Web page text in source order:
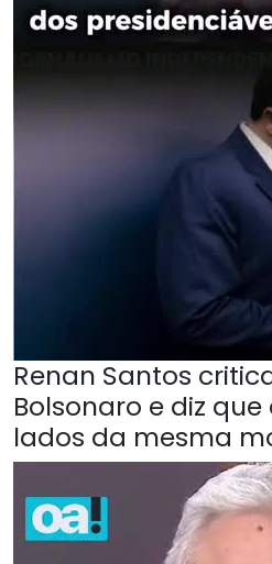
Renan Santos
Bolsonaro e diz que
lados da mesma